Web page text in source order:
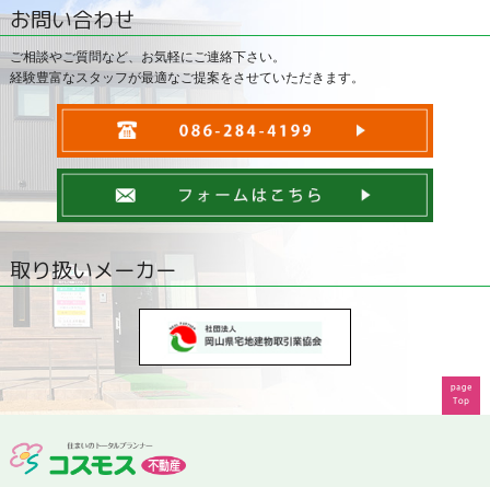
お問い合わせ
ご相談やご質問など、お気軽にご連絡下さい。
経験豊富なスタッフが最適なご提案をさせていただきます。
取り扱いメーカー